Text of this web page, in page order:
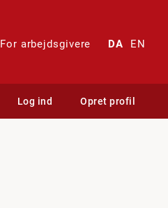
For arbejdsgivere DA EN
Log ind Opret profil